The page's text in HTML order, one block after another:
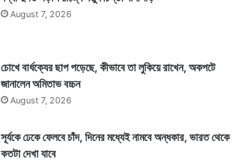
August 7, 2026
চোখে বার্ধক্যের ছাপ পড়েছে, কীভাবে তা লুকিয়ে রাখেন, অকপটে
জানালেন অমিতাভ বচ্চন
August 7, 2026
সূর্যকে ঢেকে ফেলবে চাঁদ, দিনের মধ্যেই নামবে অন্ধকার, ভারত থেকে
কতটা দেখা যাবে